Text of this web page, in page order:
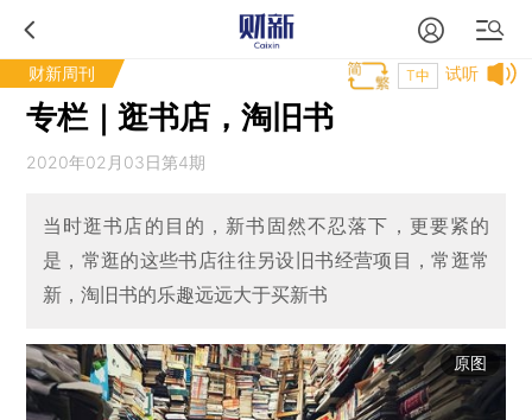
财新周刊 试听
T中
专栏｜逛书店，淘旧书
2020年02月03日第4期
当时逛书店的目的，新书固然不忍落下，更要紧的
是，常逛的这些书店往往另设旧书经营项目，常逛常
新，淘旧书的乐趣远远大于买新书
原图